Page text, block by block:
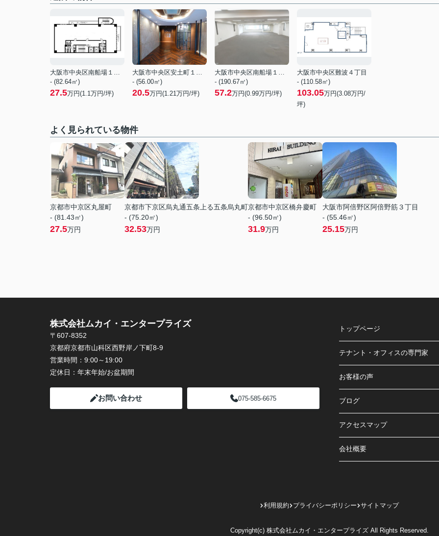
大阪市中央区南船場１丁目
- (82.64㎡)
27.5万円(1.1万円/坪)
大阪市中央区安土町１丁目
- (56.00㎡)
20.5万円(1.21万円/坪)
大阪市中央区南船場１丁目
- (190.67㎡)
57.2万円(0.99万円/坪)
大阪市中央区難波４丁目
- (110.58㎡)
103.05万円(3.08万円/
坪)
よく見られている物件
京都市中京区丸屋町
- (81.43㎡)
27.5万円
京都市下京区烏丸通五条上る五条烏丸町
- (75.20㎡)
32.53万円
京都市中京区橋弁慶町
- (96.50㎡)
31.9万円
大阪市阿倍野区阿倍野筋３丁目
- (55.46㎡)
25.15万円
株式会社ムカイ・エンタープライズ
〒607-8352
京都府京都市山科区西野岸ノ下町8-9
営業時間： 9:00～19:00
定休日： 年末年始/お盆期間
お問い合わせ 075-585-6675
トップページ
テナント・オフィスの専門家
お客様の声
ブログ
アクセスマップ
会社概要
利用規約 プライバシーポリシー サイトマップ
Copyright(c) 株式会社ムカイ・エンタープライズ All Rights Reserved.